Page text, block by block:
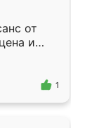
от
и
1